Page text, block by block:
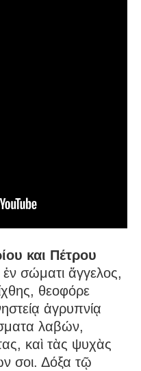
και Πέτρου
σώματι ἄγγελος,
θεοφόρε
ἀγρυπνίᾳ
λαβών,
καὶ τὰς ψυχὰς
σοι. Δόξα τῷ